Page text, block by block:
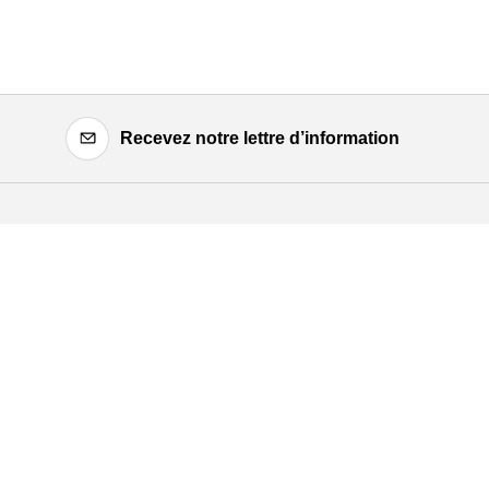
Recevez notre lettre d’information